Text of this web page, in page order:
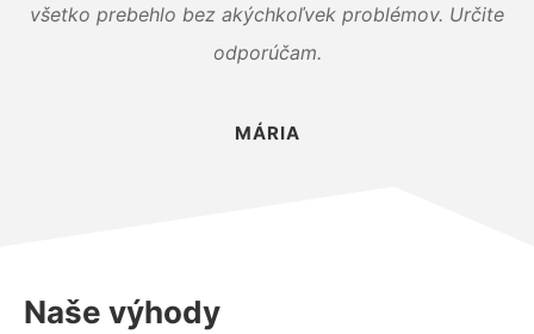
všetko prebehlo bez akýchkoľvek problémov. Určite
odporúčam.
MÁRIA
Naše výhody